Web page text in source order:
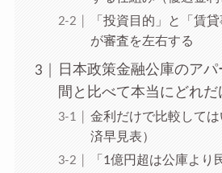
「投資目的」と「賃
が審査を左右する
日本政策金融公庫のア
間と比べて本当にどれだ
金利だけで比較して
済早見表）
「1億円超は公庫より